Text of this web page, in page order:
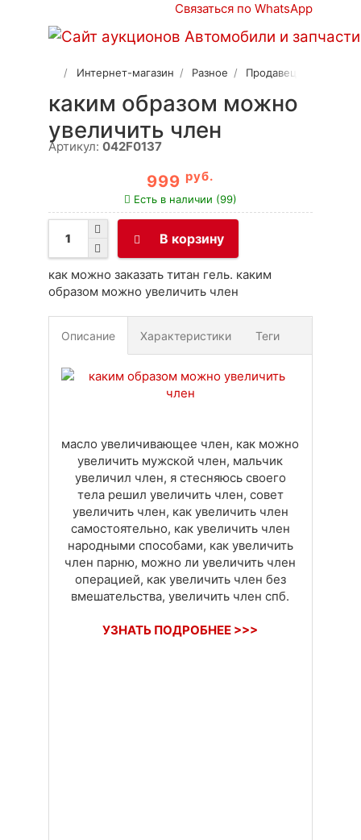
Связаться по WhatsApp
Интернет-магазин Разное Продавец 2
каким образом можно
увеличить член
Артикул: 042F0137
999 руб.
Есть в наличии (99)
В корзину
как можно заказать титан гель. каким
образом можно увеличить член
Описание Характеристики Теги
Доставка Оплата Своя вкладка
масло увеличивающее член, как можно
увеличить мужской член, мальчик
увеличил член, я стесняюсь своего
тела решил увеличить член, совет
увеличить член, как увеличить член
самостоятельно, как увеличить член
народными способами, как увеличить
член парню, можно ли увеличить член
операцией, как увеличить член без
вмешательства, увеличить член спб.
УЗНАТЬ ПОДРОБНЕЕ >>>